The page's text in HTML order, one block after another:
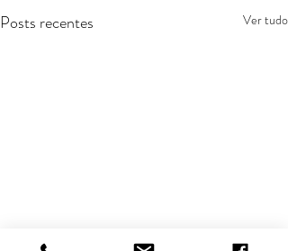
Posts recentes Ver tudo